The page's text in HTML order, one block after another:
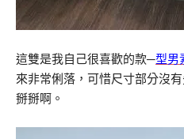
這雙是我自己很喜歡的款─型男
來非常俐落，可惜尺寸部分沒
掰掰啊。